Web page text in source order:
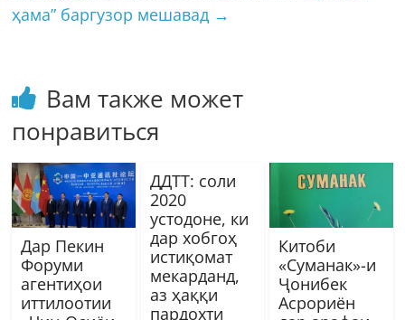
ҳама” баргузор мешавад →
Вам также может
понравиться
Дар Пекин
Форуми
агентиҳои
иттилоотии
ДДТТ: соли
2020
устодоне, ки
дар хобгоҳ
истиқомат
мекарданд,
аз ҳаққи
пардохти
Китоби
«Суманак»-и
Ҷонибек
Асрориён